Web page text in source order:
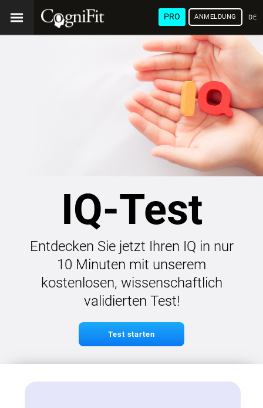
PRO ANMELDUNG
IQ-Test
Entdecken Sie jetzt Ihren IQ in nur
10 Minuten mit unserem
kostenlosen, wissenschaftlich
validierten Test!
Test starten